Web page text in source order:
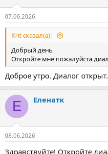
07.06.2026
Krit сказал(а):
Добрый день
Откройте мне пожалуйста
Доброе утро. Диалог открыт.
Е Еленатк
08.06.2026
Здравствуйте! Откройте